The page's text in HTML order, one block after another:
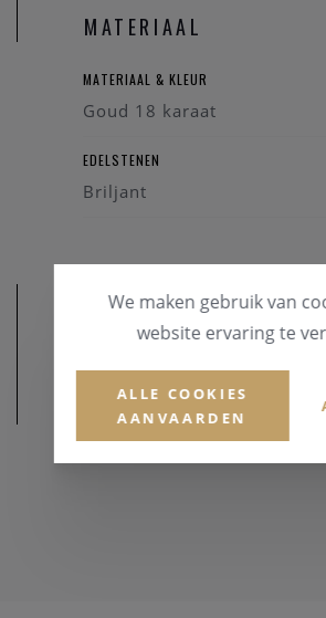
MATERIAAL
MATERIAAL & KLEUR
Goud 18 karaat
EDELSTENEN
Briljant
AFMETINGEN
We maken gebruik van
website ervaring te
ALLE COOKIES
AANVAARDEN